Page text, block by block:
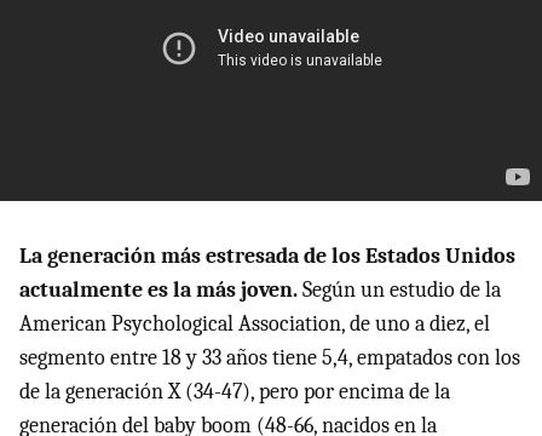
La generación más estresada de los Estados Unidos
actualmente es la más joven.Según un estudio de la
American Psychological Association, de uno a diez, el
segmento entre 18 y 33 años tiene 5,4, empatados con los
de la generación X (34-47), pero por encima de la
generación del baby boom (48-66, nacidos en la